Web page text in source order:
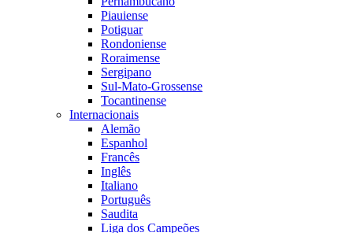
Piauiense
Potiguar
Rondoniense
Roraimense
Sergipano
Sul-Mato-Grossense
Tocantinense
Internacionais
Alemão
Espanhol
Francês
Inglês
Italiano
Português
Saudita
Liga dos Campeões